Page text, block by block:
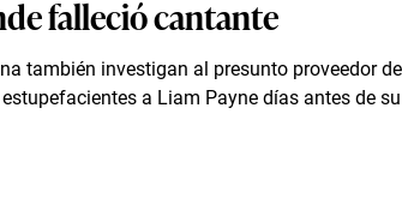
falleció cantante
también investigan al presunto proveedor de
a Liam Payne días antes de su